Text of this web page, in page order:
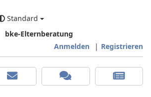
Standard
bke-Elternberatung
Anmelden
| Registrieren